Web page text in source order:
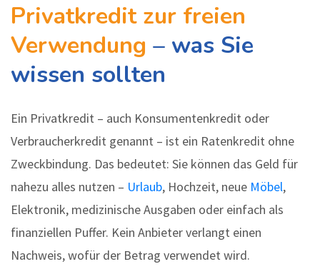
Privatkredit zur freien
Verwendung – was Sie
wissen sollten
Ein Privatkredit – auch Konsumentenkredit oder
Verbraucherkredit genannt – ist ein Ratenkredit ohne
Zweckbindung. Das bedeutet: Sie können das Geld für
nahezu alles nutzen – Urlaub, Hochzeit, neue Möbel,
Elektronik, medizinische Ausgaben oder einfach als
finanziellen Puffer. Kein Anbieter verlangt einen
Nachweis, wofür der Betrag verwendet wird.